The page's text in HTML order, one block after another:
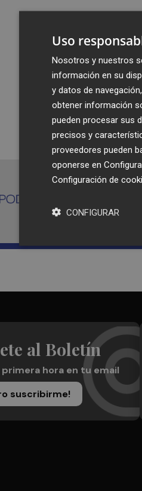
al Boletín
primera hora en tu email
suscribirme!
Uso
Nosotros y nuestros
información en su
y datos de
obtener información
pueden procesar sus
precisos y
proveedores pueden
oponerse en
Configuración de
CONFIGURAR